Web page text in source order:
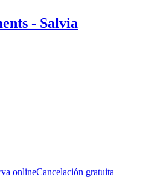
- Salvia
onlineCancelación gratuita